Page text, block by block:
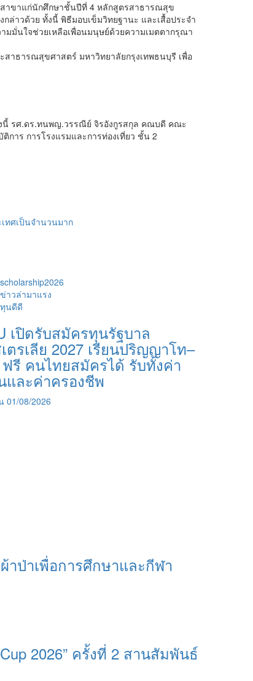
สาขาแก่นักศึกษาชั้นปีที่ 4 หลักสูตรสาธารณสุข
าวด้วย ทั้งนี้ พิธีมอบเข็มวิทยฐานะ และเสื้อประจำ
มั่นใจช่วยเหลือเพื่อนมนุษย์ด้วยความเมตตากรุณา
าธารณสุขศาสตร์ มหาวิทยาลัยกรุงเทพธนบุรี เพื่อ
นี้ รศ.ดร.ทนพญ.วรรณีย์ จิรอังกูรสกุล คณบดี คณะ
าร การโรงแรมและการท่องเที่ยว ชั้น 2
ทศเป็นจำนวนมาก
ข่าวล่ามาแรง
ทุนดีดี
เปิดรับสมัครทุนรัฐบาล
ตรเลีย 2027 เรียนปริญญาโท–
ฟรี คนไทยสมัครได้ รับทั้งค่า
และค่าครองชีพ
01/08/2026
าป่าเพื่อการศึกษาและกีฬา
2026” ครั้งที่ 2 สานสัมพันธ์